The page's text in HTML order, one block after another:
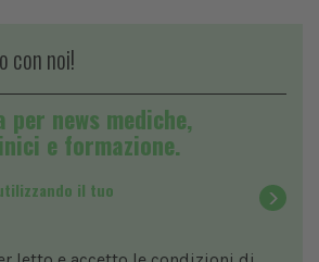
con noi!
news mediche,
e formazione.
il tuo